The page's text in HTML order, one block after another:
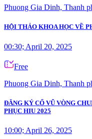
Phuong Gia Dinh, Thanh
HỘI THẢO KHOA HỌC VỀ
00:30; April 20, 2025
Free
Phuong Gia Dinh, Thanh
ĐĂNG KÝ CỔ VŨ VÒNG
PHỤC HIU 2025
10:00; April 26, 2025